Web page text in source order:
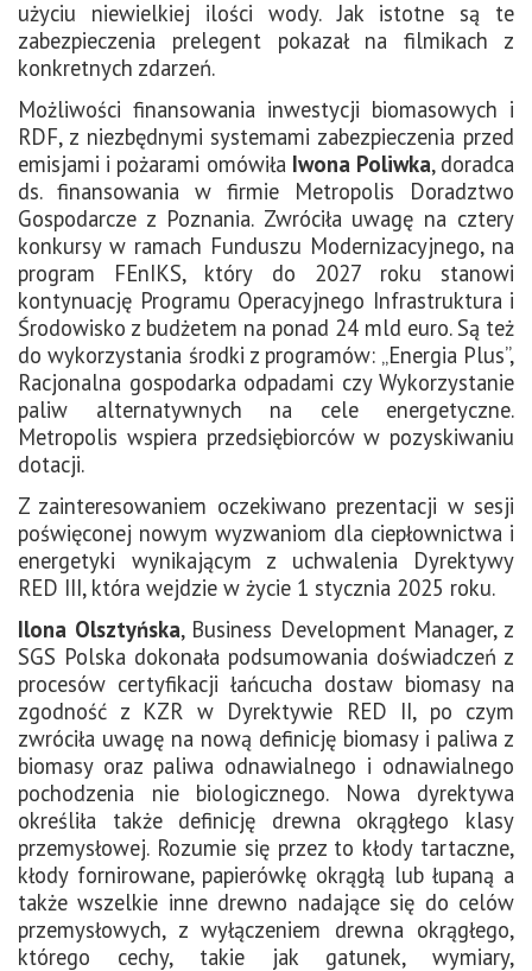
użyciu niewielkiej ilości wody. Jak istotne są te
zabezpieczenia prelegent pokazał na filmikach z
konkretnych zdarzeń.
Możliwości finansowania inwestycji biomasowych i
RDF, z niezbędnymi systemami zabezpieczenia przed
emisjami i pożarami omówiła Iwona Poliwka, doradca
ds. finansowania w firmie Metropolis Doradztwo
Gospodarcze z Poznania. Zwróciła uwagę na cztery
konkursy w ramach Funduszu Modernizacyjnego, na
program FEnIKS, który do 2027 roku stanowi
kontynuację Programu Operacyjnego Infrastruktura i
Środowisko z budżetem na ponad 24 mld euro. Są też
do wykorzystania środki z programów: „Energia Plus”,
Racjonalna gospodarka odpadami czy Wykorzystanie
paliw alternatywnych na cele energetyczne.
Metropolis wspiera przedsiębiorców w pozyskiwaniu
dotacji.
Z zainteresowaniem oczekiwano prezentacji w sesji
poświęconej nowym wyzwaniom dla ciepłownictwa i
energetyki wynikającym z uchwalenia Dyrektywy
RED III, która wejdzie w życie 1 stycznia 2025 roku.
Ilona Olsztyńska, Business Development Manager, z
SGS Polska dokonała podsumowania doświadczeń z
procesów certyfikacji łańcucha dostaw biomasy na
zgodność z KZR w Dyrektywie RED II, po czym
zwróciła uwagę na nową definicję biomasy i paliwa z
biomasy oraz paliwa odnawialnego i odnawialnego
pochodzenia nie biologicznego. Nowa dyrektywa
określiła także definicję drewna okrągłego klasy
przemysłowej. Rozumie się przez to kłody tartaczne,
kłody fornirowane, papierówkę okrągłą lub łupaną a
także wszelkie inne drewno nadające się do celów
przemysłowych, z wyłączeniem drewna okrągłego,
którego cechy, takie jak gatunek, wymiary,